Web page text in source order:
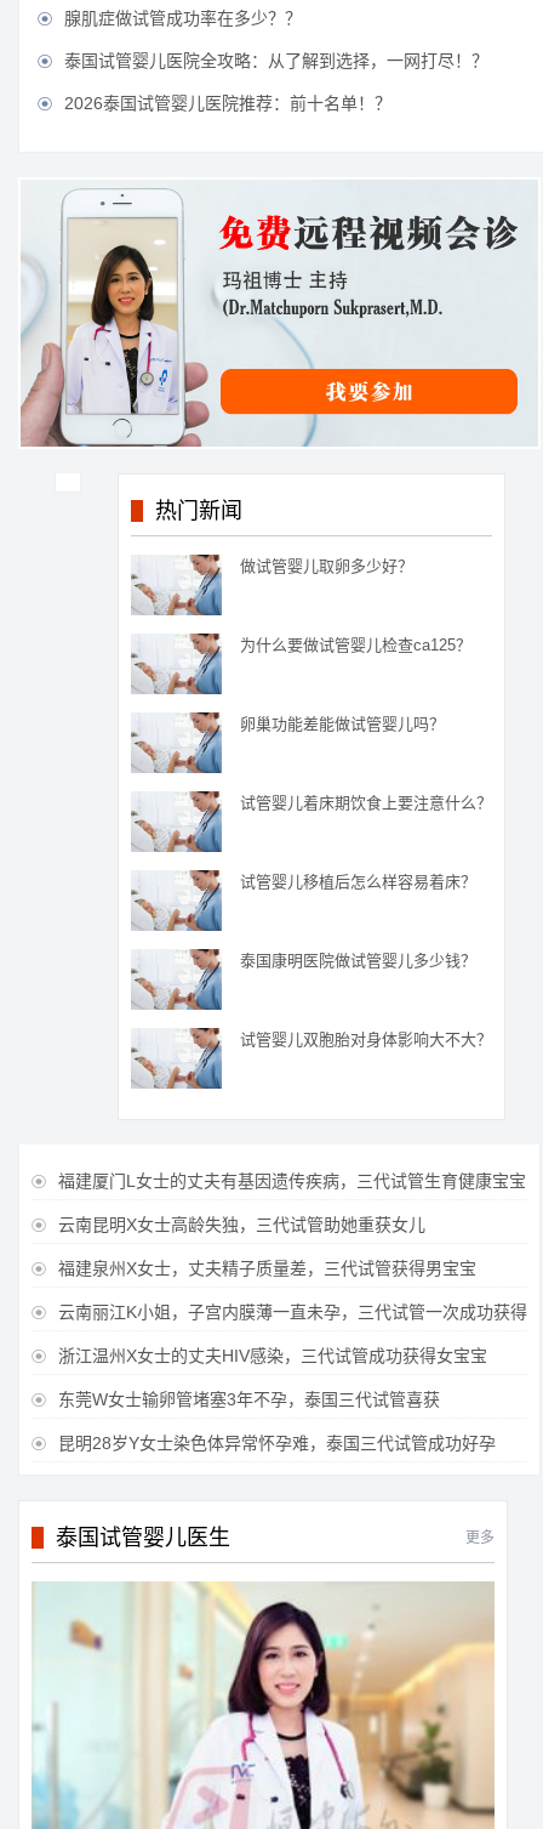
 腺肌症做试管成功率在多少？？
 泰国试管婴儿医院全攻略：从了解到选择，一网打尽！？
 2026泰国试管婴儿医院推荐：前十名单！？
热门新闻
做试管婴儿取卵多少好？
为什么要做试管婴儿检查ca125？
卵巢功能差能做试管婴儿吗？
试管婴儿着床期饮食上要注意什么？
试管婴儿移植后怎么样容易着床？
泰国康明医院做试管婴儿多少钱？
试管婴儿双胞胎对身体影响大不大？
 福建厦门L女士的丈夫有基因遗传疾病，三代试管生育健康宝宝
 云南昆明X女士高龄失独，三代试管助她重获女儿
 福建泉州X女士，丈夫精子质量差，三代试管获得男宝宝
 云南丽江K小姐，子宫内膜薄一直未孕，三代试管一次成功获得
 浙江温州X女士的丈夫HIV感染，三代试管成功获得女宝宝
 东莞W女士输卵管堵塞3年不孕，泰国三代试管喜获
 昆明28岁Y女士染色体异常怀孕难，泰国三代试管成功好孕
泰国试管婴儿医生 更多